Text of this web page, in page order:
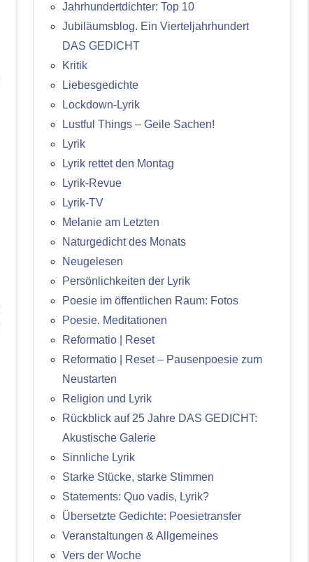
Jahrhundertdichter: Top 10
Jubiläumsblog. Ein Vierteljahrhundert
DAS GEDICHT
Kritik
Liebesgedichte
Lockdown-Lyrik
Lustful Things – Geile Sachen!
Lyrik
Lyrik rettet den Montag
Lyrik-Revue
Lyrik-TV
Melanie am Letzten
Naturgedicht des Monats
Neugelesen
Persönlichkeiten der Lyrik
Poesie im öffentlichen Raum: Fotos
Poesie. Meditationen
Reformatio | Reset
Reformatio | Reset – Pausenpoesie zum
Neustarten
Religion und Lyrik
Rückblick auf 25 Jahre DAS GEDICHT:
Akustische Galerie
Sinnliche Lyrik
Starke Stücke, starke Stimmen
Statements: Quo vadis, Lyrik?
Übersetzte Gedichte: Poesietransfer
Veranstaltungen & Allgemeines
Vers der Woche